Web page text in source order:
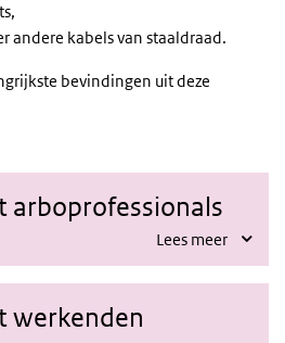
andere kabels van staaldraad.
bevindingen uit deze
arboprofessionals
Lees meer
werkenden